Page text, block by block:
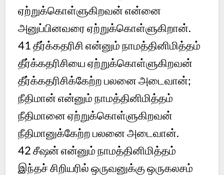
ஏற்றுக்கொள்ளுகிறவன் என்னை
அனுப்பினவரை ஏற்றுக்கொள்ளுகிறான்.
41தீர்க்கதரிசி என்னும் நாமத்தினிமித்தம்
தீர்க்கதரிசியை ஏற்றுக்கொள்ளுகிறவன்
தீர்க்கதரிசிக்கேற்ற பலனை அடைவான்;
நீதிமான் என்னும் நாமத்தினிமித்தம்
நீதிமானை ஏற்றுக்கொள்ளுகிறவன்
நீதிமானுக்கேற்ற பலனை அடைவான்.
42சீஷன் என்னும் நாமத்தினிமித்தம்
இந்தச் சிறியரில் ஒருவனுக்கு ஒருகலசம்